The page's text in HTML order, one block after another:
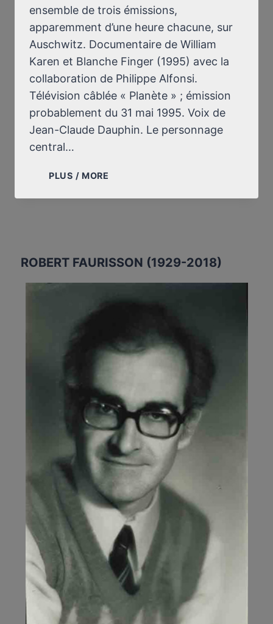
ensemble de trois émissions,
apparemment d’une heure chacune, sur
Auschwitz. Documentaire de William
Karen et Blanche Finger (1995) avec la
collaboration de Philippe Alfonsi.
Télévision câblée « Planète » ; émission
probablement du 31 mai 1995. Voix de
Jean-Claude Dauphin. Le personnage
central…
PLUS / MORE
TÉLÉVISUEL
ROBERT FAURISSON (1929-2018)